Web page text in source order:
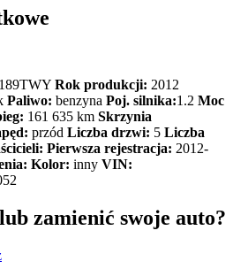
Rok produkcji: 2012
Paliwo: benzyna Poj. silnika:1.2 Moc
161 635 km Skrzynia
przód Liczba drzwi: 5 Liczba
Pierwsza rejestracja: 2012-
Kolor: inny VIN:
zamienić swoje auto?